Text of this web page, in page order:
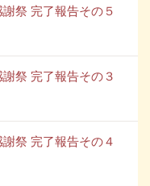
祭 完了報告その５
祭 完了報告その３
祭 完了報告その４